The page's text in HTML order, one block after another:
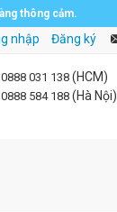
thông cảm.
nhập Đăng ký
0888 031 138 (HCM)
0888 584 188 (Hà Nội)